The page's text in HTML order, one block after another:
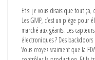
Et si je vous disais que tout ça,
Les GMP, c’est un piège pour
marché aux géants. Les
électroniques ? Des
Vous croyez vraiment que la